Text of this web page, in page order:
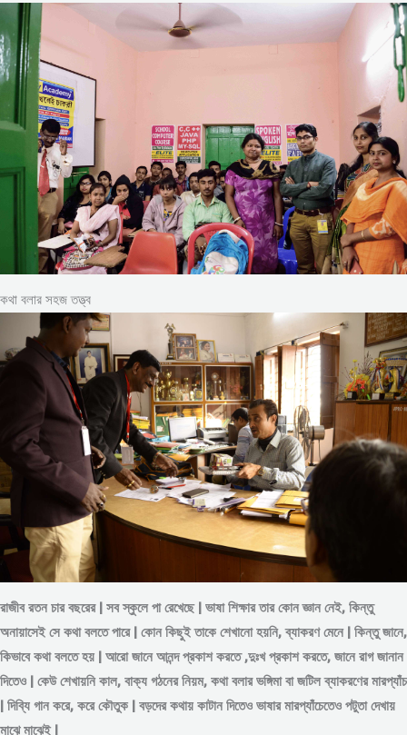
কথা বলার সহজ তত্ত্ব
রাজীব রতন চার বছরের | সব স্কুলে পা রেখেছে | ভাষা শিক্ষার তার কোন জ্ঞান নেই, কিন্তু
অনায়াসেই সে কথা বলতে পারে | কোন কিছুই তাকে শেখানো হয়নি, ব্যাকরণ মেনে | কিন্তু জানে,
কিভাবে কথা বলতে হয় | আরো জানে আনন্দ প্রকাশ করতে ,দুঃখ প্রকাশ করতে, জানে রাগ জানান
দিতেও | কেউ শেখায়নি কাল, বাক্য গঠনের নিয়ম, কথা বলার ভঙ্গিমা বা জটিল ব্যাকরণের মারপ্যাঁচ
| দিব্যি গান করে, করে কৌতুক | বড়দের কথায় কাটান দিতেও ভাষার মারপ্যাঁচেতেও পটুতা দেখায়
মাঝে মাঝেই |